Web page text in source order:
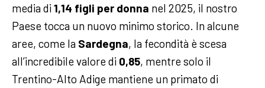
media di 1,14 figli per donna nel 2025, il nostro
Paese tocca un nuovo minimo storico. In alcune
aree, come la Sardegna, la fecondità è scesa
all’incredibile valore di 0,85, mentre solo il
Trentino-Alto Adige mantiene un primato di